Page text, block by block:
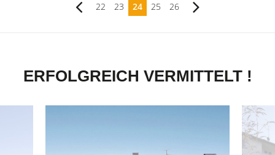
22 23 24 25 26
ERFOLGREICH VERMITTELT !